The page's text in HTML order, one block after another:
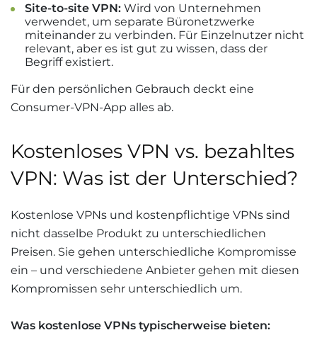
Site-to-site VPN: Wird von Unternehmen
verwendet, um separate Büronetzwerke
miteinander zu verbinden. Für Einzelnutzer nicht
relevant, aber es ist gut zu wissen, dass der
Begriff existiert.
Für den persönlichen Gebrauch deckt eine
Consumer-VPN-App alles ab.
Kostenloses VPN vs. bezahltes
VPN: Was ist der Unterschied?
Kostenlose VPNs und kostenpflichtige VPNs sind
nicht dasselbe Produkt zu unterschiedlichen
Preisen. Sie gehen unterschiedliche Kompromisse
ein – und verschiedene Anbieter gehen mit diesen
Kompromissen sehr unterschiedlich um.
Was kostenlose VPNs typischerweise bieten: